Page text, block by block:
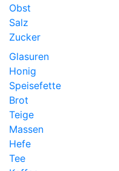
Obst
Salz
Zucker
Glasuren
Honig
Speisefette
Brot
Teige
Massen
Hefe
Tee